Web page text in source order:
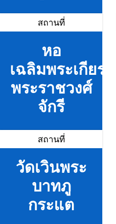
สถานที่
หอ
เฉลิมพระเกียรติ
พระราชวงศ์
จักรี
สถานที่
วัดเวินพระ
บาทภู
กระแต